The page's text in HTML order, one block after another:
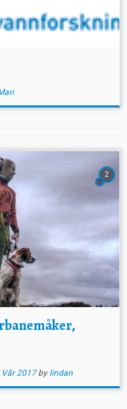
2
Vår 2017by lindan